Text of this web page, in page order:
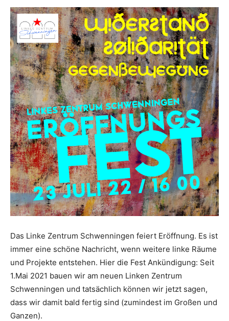
Das Linke Zentrum Schwenningen feiert Eröffnung. Es ist
immer eine schöne Nachricht, wenn weitere linke Räume
und Projekte entstehen. Hier die Fest Ankündigung: Seit
1.Mai 2021 bauen wir am neuen Linken Zentrum
Schwenningen und tatsächlich können wir jetzt sagen,
dass wir damit bald fertig sind (zumindest im Großen und
Ganzen).